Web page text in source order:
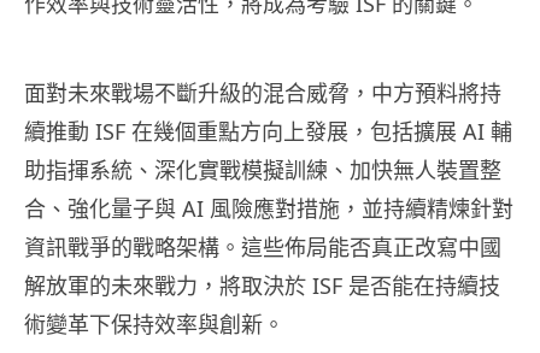
面對未來戰場不斷升級的混合威脅，中方預料將持
續推動 ISF 在幾個重點方向上發展，包括擴展 AI 輔
助指揮系統、深化實戰模擬訓練、加快無人裝置整
合、強化量子與 AI 風險應對措施，並持續精煉針對
資訊戰爭的戰略架構。這些佈局能否真正改寫中國
解放軍的未來戰力，將取決於 ISF 是否能在持續技
術變革下保持效率與創新。